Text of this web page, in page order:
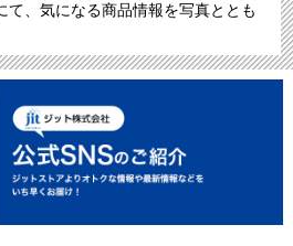
て、気になる商品情報を写真ととも